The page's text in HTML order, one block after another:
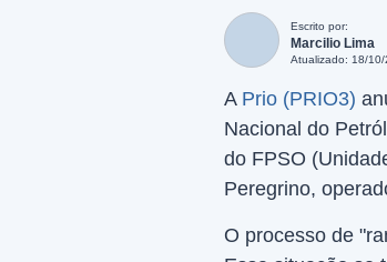
Escrito por:
Marcilio Lima
Atualizado: 18/10/
A Prio (PRIO3)
Nacional do
do FPSO
Peregrino,
O processo de